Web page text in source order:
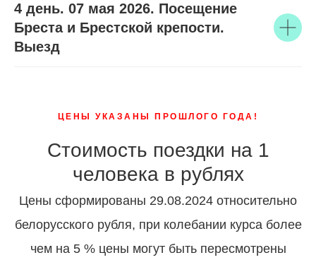
4 день. 07 мая 2026. Посещение
Бреста и Брестской крепости.
Выезд
ЦЕНЫ УКАЗАНЫ ПРОШЛОГО ГОДА!
Стоимость поездки на 1
человека в рублях
Цены сформированы 29.08.2024 относительно
белорусского рубля, при колебании курса более
чем на 5 % цены могут быть пересмотрены